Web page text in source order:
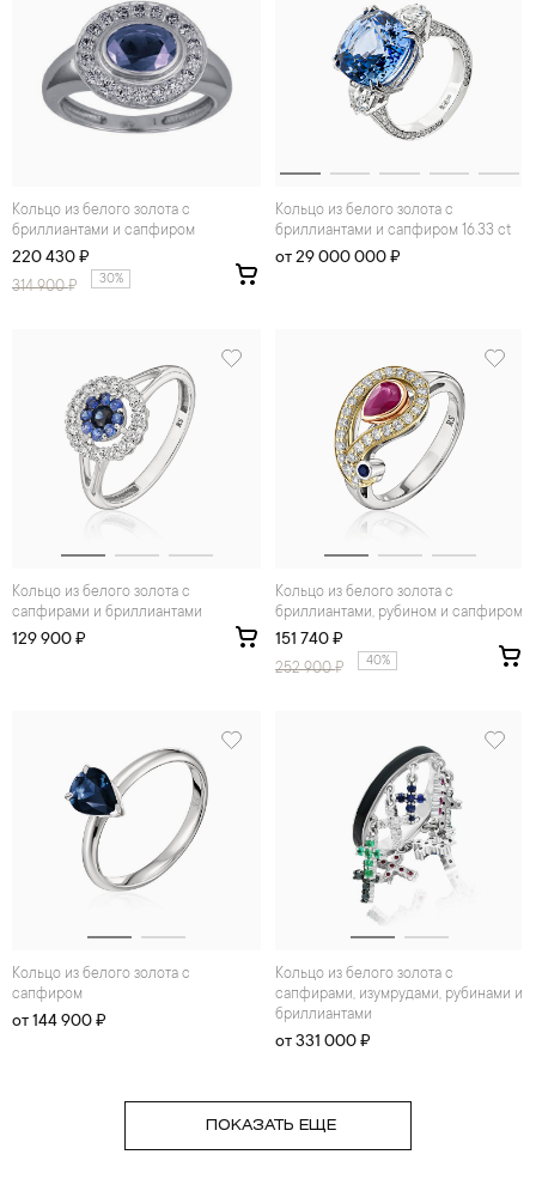
Кольцо из белого золота с
бриллиантами и сапфиром
220 430 ₽
314 900₽ 30%
Кольцо из белого золота с
бриллиантами и сапфиром 16.33 ct
от 29 000 000 ₽
Кольцо из белого золота с
сапфирами и бриллиантами
129 900 ₽
Кольцо из белого золота с
бриллиантами, рубином и сапфиром
151 740 ₽
252 900₽ 40%
Кольцо из белого золота с
сапфиром
от 144 900 ₽
Кольцо из белого золота с
сапфирами, изумрудами, рубинами и
бриллиантами
от 331 000 ₽
ПОКАЗАТЬ ЕЩЕ